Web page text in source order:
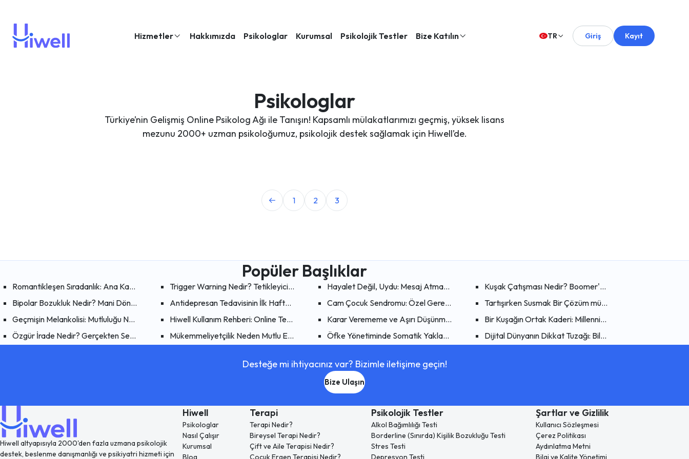
Hizmetler Hakkımızda Psikologlar Kurumsal Psikolojik Testler Bize Katılın TR Giriş Kayıt
Psikologlar
Türkiye’nin Gelişmiş Online Psikolog Ağı ile Tanışın! Kapsamlı mülakatlarımızı geçmiş, yüksek lisans
mezunu 2000+ uzman psikoloğumuz, psikolojik destek sağlamak için Hiwell’de.
1 2 3
Popüler Başlıklar
Romantikleşen Sıradanlık: Ana Karakter Sendromu Bir Savunma Mekanizması mı?
Bipolar Bozukluk Nedir? Mani Döneminin Belirtileri ve Özellikleri
Geçmişin Melankolisi: Mutluluğu Neden Hep "Eskide" Arıyoruz?
Özgür İrade Nedir? Gerçekten Seçimlerimizi Kendimiz mi Yapıyoruz?
Trigger Warning Nedir? Tetikleyici Uyarılar Psikolojik Olarak Faydalı mı?
Antidepresan Tedavisinin İlk Haftaları: Neler Beklemelisiniz?
Hiwell Kullanım Rehberi: Online Terapiye Başlamadan Önce Bilmeniz Gerekenler
Mükemmeliyetçilik Neden Mutlu Etmez? Sürekli Yetersiz Hissetmenin Psikolojik Nedenleri
Hayalet Değil, Uydu: Mesaj Atmayıp Hikaye İzleyenlerin (Orbiting) Psikolojisi
Cam Çocuk Sendromu: Özel Gereksinimli Kardeşin Gölgesinde Büyümek
Karar Verememe ve Aşırı Düşünme: Analiz Felci (Analysis Paralysis) Nedir?
Öfke Yönetiminde Somatik Yaklaşımlar: Bedeni Sakinleştirerek Zihni Dönüştürmenin Bilimsel Yolları
Kuşak Çatışması Nedir? Boomer'dan Z Kuşağına Psikolojik
Tartışırken Susmak Bir Çözüm mü? Sessizliğin İlişkilere
Bir Kuşağın Ortak Kaderi: Millennial Tükenmişliği
Dijital Dünyanın Dikkat Tuzağı: Bildirimlerin Beynimizdeki
Desteğe mi ihtiyacınız var? Bizimle iletişime geçin!
Bize Ulaşın
Hiwell altyapısıyla 2000'den fazla uzmana psikolojik
destek, beslenme danışmanlığı ve psikiyatri hizmeti için
Hiwell
Psikologlar
Nasıl Çalışır
Kurumsal
Blog
Terapi
Terapi Nedir?
Bireysel Terapi Nedir?
Çift ve Aile Terapisi Nedir?
Çocuk Ergen Terapisi Nedir?
Psikolojik Testler
Alkol Bağımlılığı Testi
Borderline (Sınırda) Kişilik Bozukluğu Testi
Stres Testi
Depresyon Testi
Şartlar ve Gizlilik
Kullanıcı Sözleşmesi
Çerez Politikası
Aydınlatma Metni
Bilgi ve Kalite Yönetimi